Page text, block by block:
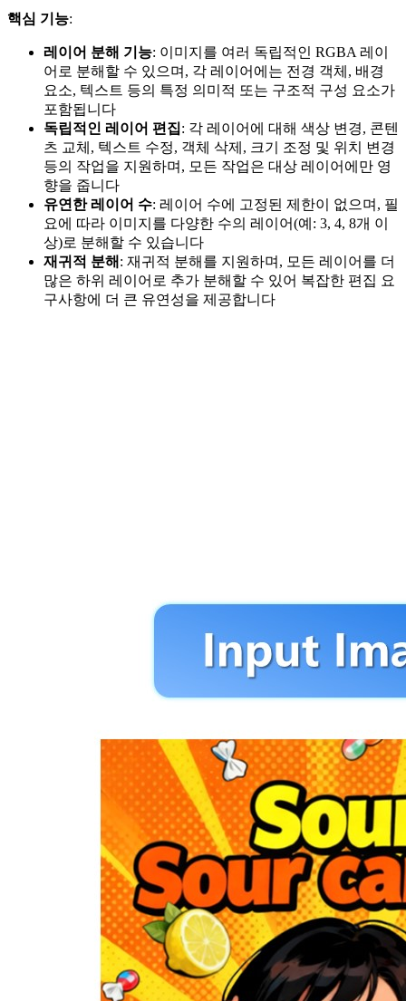
핵심 기능:
레이어 분해 기능: 이미지를 여러 독립적인 RGBA 레이
어로 분해할 수 있으며, 각 레이어에는 전경 객체, 배경
요소, 텍스트 등의 특정 의미적 또는 구조적 구성 요소가
포함됩니다
독립적인 레이어 편집: 각 레이어에 대해 색상 변경, 콘텐
츠 교체, 텍스트 수정, 객체 삭제, 크기 조정 및 위치 변경
등의 작업을 지원하며, 모든 작업은 대상 레이어에만 영
향을 줍니다
유연한 레이어 수: 레이어 수에 고정된 제한이 없으며, 필
요에 따라 이미지를 다양한 수의 레이어(예: 3, 4, 8개 이
상)로 분해할 수 있습니다
재귀적 분해 : 재귀적 분해를 지원하며, 모든 레이어를 더
많은 하위 레이어로 추가 분해할 수 있어 복잡한 편집 요
구사항에 더 큰 유연성을 제공합니다